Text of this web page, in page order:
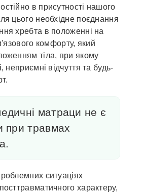
в присутності нашого
цього необхідне поєднання
хребта в положенні на
комфорту, який
тіла, при якому
неприємні відчуття та будь-
матраци не є
при травмах
ситуаціях
характеру,